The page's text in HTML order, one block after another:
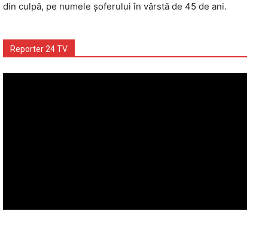
din culpă, pe numele șoferului în vârstă de 45 de ani.
Reporter 24 TV